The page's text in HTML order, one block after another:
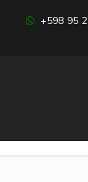
+598 95